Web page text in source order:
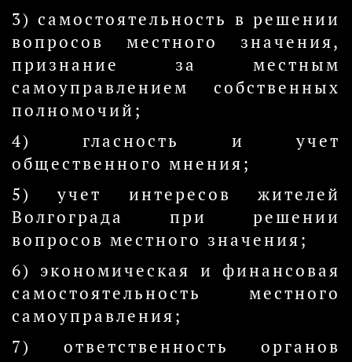
3) самостоятельность в решении
вопросов местного значения,
признание за местным
самоуправлением собственных
полномочий;
4) гласность и учет
общественного мнения;
5) учет интересов жителей
Волгограда при решении
вопросов местного значения;
6) экономическая и финансовая
самостоятельность местного
самоуправления;
7) ответственность органов